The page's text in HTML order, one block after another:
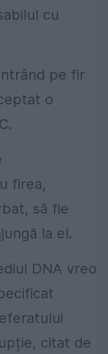
cu
pe fir
o
firea,
să fie
la el.
DNA vreo
citat de